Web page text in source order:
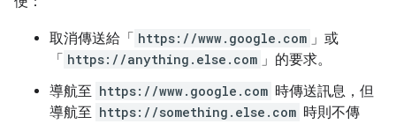
取消傳送給「 https://www.google.com 」或
「 https://anything.else.com 」的要求。
導航至 https://www.google.com 時傳送訊息，但
導航至 https://something.else.com 時則不傳